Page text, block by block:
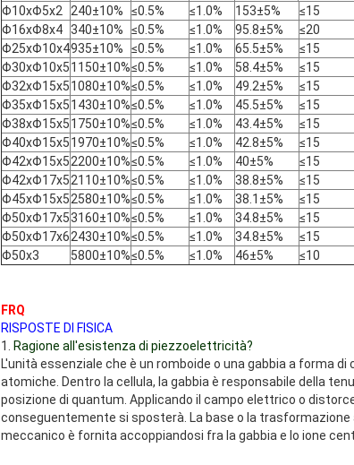
Φ10xΦ5x2 240±10% ≤0.5% ≤1.0% 153±5% ≤15
Φ16xΦ8x4 340±10% ≤0.5% ≤1.0% 95.8±5% ≤20
Φ25xΦ10x4935±10% ≤0.5% ≤1.0% 65.5±5% ≤15
Φ30xΦ10x51150±10%≤0.5% ≤1.0% 58.4±5% ≤15
Φ32xΦ15x51080±10%≤0.5% ≤1.0% 49.2±5% ≤15
Φ35xΦ15x51430±10%≤0.5% ≤1.0% 45.5±5% ≤15
Φ38xΦ15x51750±10%≤0.5% ≤1.0% 43.4±5% ≤15
Φ40xΦ15x51970±10%≤0.5% ≤1.0% 42.8±5% ≤15
Φ42xΦ15x52200±10%≤0.5% ≤1.0% 40±5% ≤15
Φ42xΦ17x52110±10%≤0.5% ≤1.0% 38.8±5% ≤15
Φ45xΦ15x52580±10%≤0.5% ≤1.0% 38.1±5% ≤15
Φ50xΦ17x53160±10%≤0.5% ≤1.0% 34.8±5% ≤15
Φ50xΦ17x62430±10%≤0.5% ≤1.0% 34.8±5% ≤15
Φ50x3
5800±10%≤0.5% ≤1.0% 46±5% ≤10
FRQ
RISPOSTE DI FISICA
1.
Ragione all'esistenza di piezzoelettricità?
L'unità essenziale che è un romboide o una gabbia a forma
atomiche. Dentro la cellula, la gabbia è responsabile della
posizione di quantum. Applicando il campo elettrico o
conseguentemente si sposterà. La base o la
meccanico è fornita accoppiandosi fra la gabbia e lo ione